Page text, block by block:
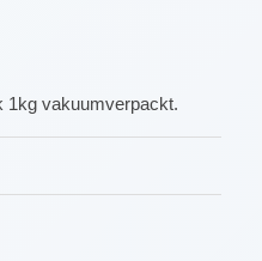
1kg vakuumverpackt.